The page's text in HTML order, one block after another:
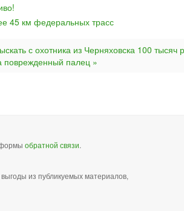
45 км федеральных трасс
с охотника из Черняховска 100 тысяч
поврежденный палец »
обратной связи.
из публикуемых материалов,